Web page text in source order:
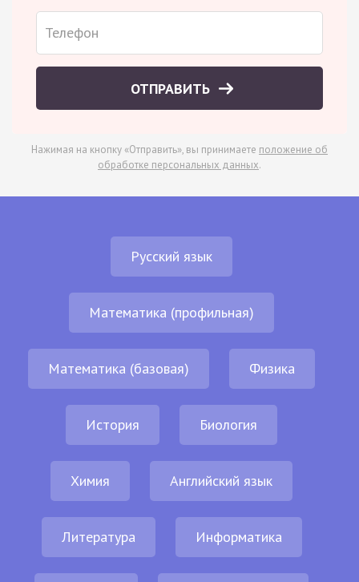
ОТПРАВИТЬ
Нажимая на кнопку «Отправить», вы принимаете положение об
обработке персональных данных.
Русский язык
Математика (профильная)
Математика (базовая) Физика
История Биология
Химия Английский язык
Литература Информатика